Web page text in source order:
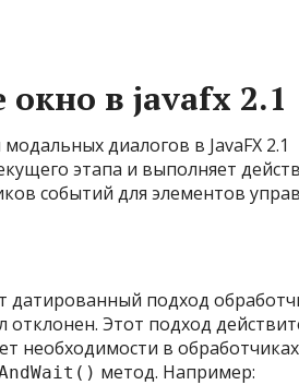
окно в javafx 2.1
диалогов в JavaFX 2.1
этапа и выполняет
событий для элементов
подход
отклонен. Этот подход
необходимости в
метод. Например: